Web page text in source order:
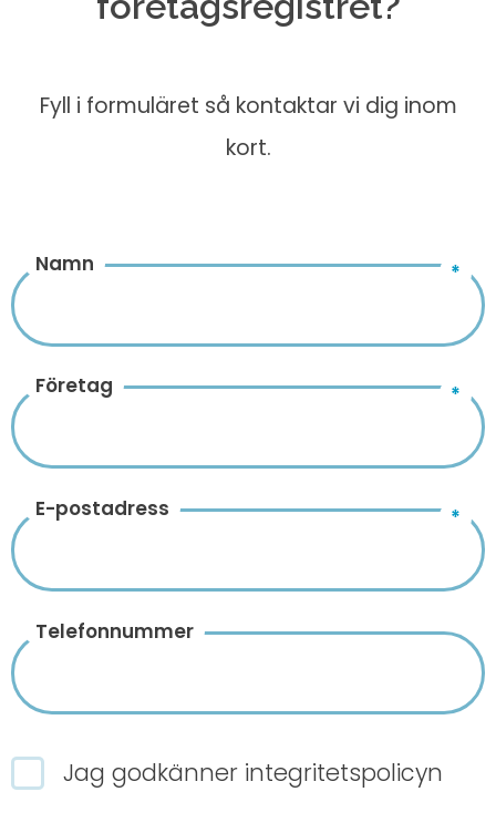
Fyll i formuläret så kontaktar vi dig inom
kort.
Namn
Företag
E-postadress
Telefonnummer
Jag godkänner integritetspolicyn